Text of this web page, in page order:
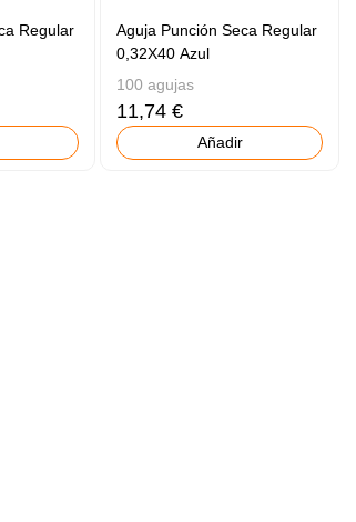
Regular
Aguja Punción Seca Regular
0,32X40 Azul
100 agujas
11,74 €
Añadir